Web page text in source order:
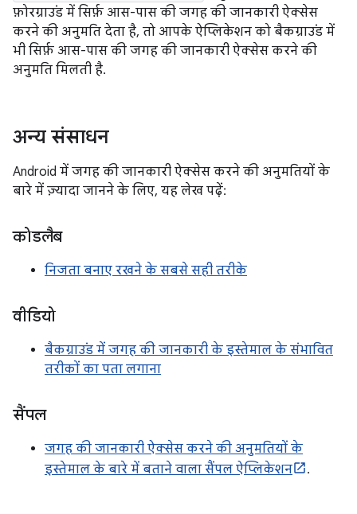
फ़ोरग्राउंड में सिर्फ़ आस-पास की जगह की जानकारी ऐक्सेस
करने की अनुमति देता है, तो आपके ऐप्लिकेशन को बैकग्राउंड में
भी सिर्फ़ आस-पास की जगह की जानकारी ऐक्सेस करने की
अनुमति मिलती है.
अन्य संसाधन
Android में जगह की जानकारी ऐक्सेस करने की अनुमतियों के
बारे में ज़्यादा जानने के लिए, यह लेख पढ़ें:
कोडलैब
निजता बनाए रखने के सबसे सही तरीके
वीडियो
बैकग्राउंड में जगह की जानकारी के इस्तेमाल के संभावित
तरीकों का पता लगाना
सैंपल
जगह की जानकारी ऐक्सेस करने की अनुमतियों के
इस्तेमाल के बारे में बताने वाला सैंपल ऐप्लिकेशन
.